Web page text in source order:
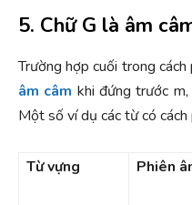
5. Chữ G là âm
Trường hợp cuối trong
âm câm khi đứng trước
Một số ví dụ các từ có cách
Từ vựng Phiên